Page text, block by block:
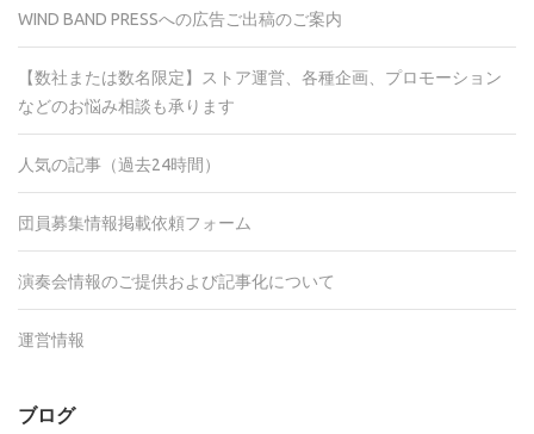
WIND BAND PRESSへの広告ご出稿のご案内
【数社または数名限定】ストア運営、各種企画、プロモーション
などのお悩み相談も承ります
人気の記事（過去24時間）
団員募集情報掲載依頼フォーム
演奏会情報のご提供および記事化について
運営情報
ブログ